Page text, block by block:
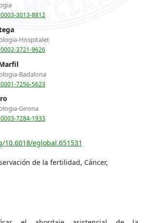
3013-8812
Hospitalet
3721-9626
Badalona
7256-5623
Girona
7284-1933
eglobal.651531
de la fertilidad, Cáncer,